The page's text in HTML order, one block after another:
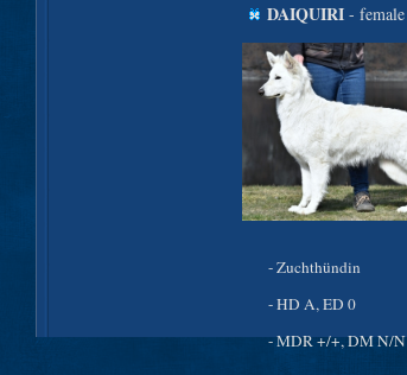
DAIQUIRI - female
- Zuchthündin
- HD A, ED 0
- MDR +/+, DM N/N